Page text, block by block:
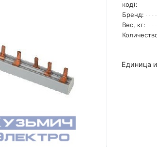
код):
Бренд:
Вес, кг:
Единица